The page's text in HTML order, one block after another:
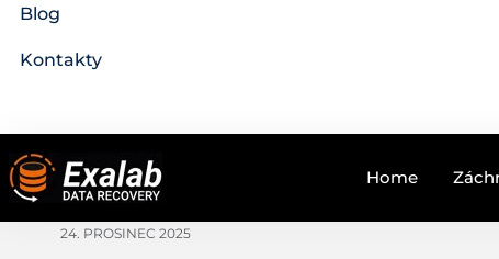
Blog
Kontakty
Home
24. PROSINEC 2025